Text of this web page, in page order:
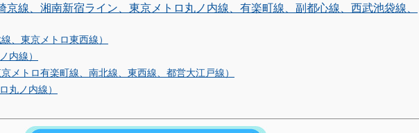
京線、湘南新宿ライン、東京メトロ丸ノ内線、有楽町線、副都心線、西武池袋線、
、東京メトロ東西線）
内線）
メトロ有楽町線、南北線、東西線、都営大江戸線）
丸ノ内線）